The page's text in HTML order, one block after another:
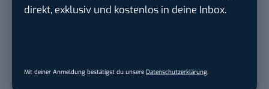
direkt, exklusiv und kostenlos in deine Inbox.
Mit deiner Anmeldung bestätigst du unsere Datenschutzerklärung
PR & Social Media Coordinator (m/w/d)